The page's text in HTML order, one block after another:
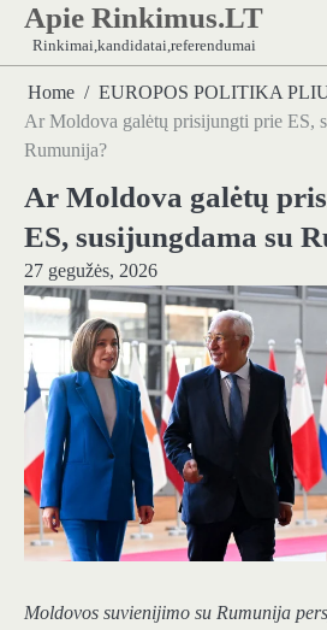
Skip
content
Apie Rinkimus.LT
Rinkimai,kandidatai,referendumai
Home
EUROPOS POLITIKA
Ar Moldova galėtų prisijungti prie ES,
Rumunija?
Ar Moldova galėtų
ES, susijungdama su
27 gegužės, 2026
Moldovos suvienijimo su Rumunija